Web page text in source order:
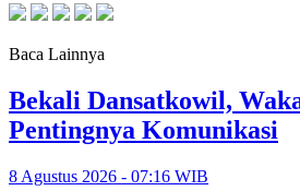
Baca Lainnya
Bekali Dansatkowil,
Pentingnya Komunikasi
8 Agustus 2026 - 07:16 WIB